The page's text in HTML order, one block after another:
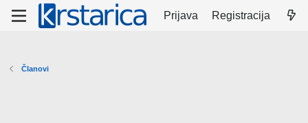
Prijava Registracija
Članovi